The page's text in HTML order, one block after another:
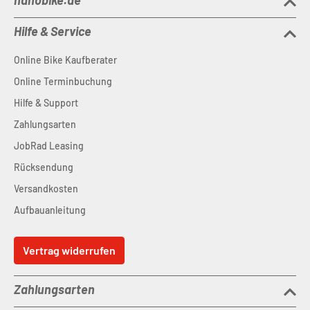
Hilfe & Service
Online Bike Kaufberater
Online Terminbuchung
Hilfe & Support
Zahlungsarten
JobRad Leasing
Rücksendung
Versandkosten
Aufbauanleitung
Vertrag widerrufen
Zahlungsarten